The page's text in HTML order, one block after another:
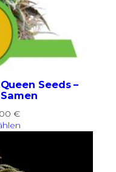
Seeds –
€Preisspanne:
27,00 €